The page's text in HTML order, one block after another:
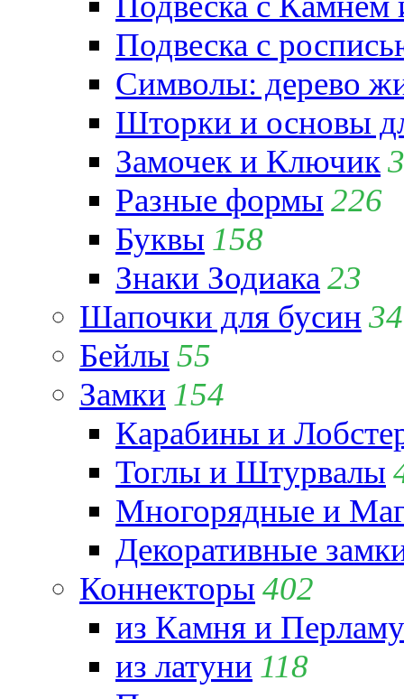
Подвеска с
Символы: дерево
Шторки и основы
Замочек и Ключик
Разные формы 226
Буквы 158
Знаки Зодиака 23
Шапочки для бусин 34
Бейлы 55
Замки 154
Карабины и
Тоглы и Штурвалы
Многорядные и
Декоративные
Коннекторы 402
из Камня и
из латуни 118